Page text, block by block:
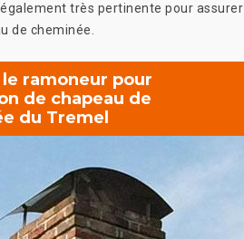
très pertinente pour assurer
de cheminée.
ramoneur pour
de chapeau de
du Tremel